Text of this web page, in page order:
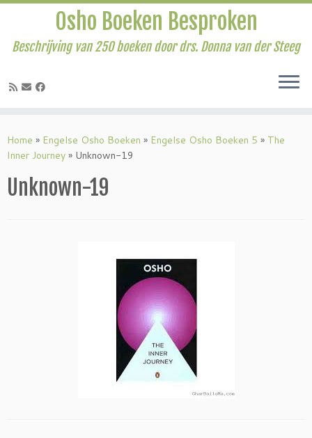
naar
inhoud
Osho Boeken Besproken
Beschrijving van 250 boeken door drs. Donna van der Steeg
Home » Engelse Osho Boeken » Engelse Osho Boeken 5 » The
Inner Journey » Unknown-19
Unknown-19